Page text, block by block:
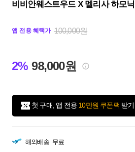
비비안웨스트우드 X 멜리사 하모
앱 전용 혜택가 100,000원
2% 98,000원
첫 구매, 앱 전용 10만원 쿠폰팩 받기
해외배송 무료